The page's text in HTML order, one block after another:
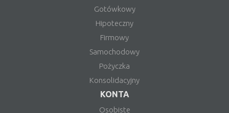
Gotówkowy
Hipoteczny
Firmowy
Samochodowy
Pożyczka
Konsolidacyjny
KONTA
Osobiste